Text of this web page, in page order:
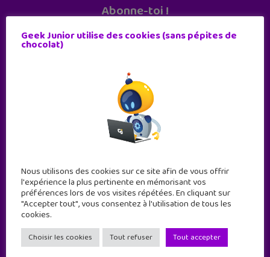
Abonne-toi !
11 numéros par an
Geek Junior est le premier site de culture numérique
à destination des adolescents.
Geek Junior utilise des cookies (sans pépites de
chocolat)
Nous utilisons des cookies sur ce site afin de vous offrir
l'expérience la plus pertinente en mémorisant vos
préférences lors de vos visites répétées. En cliquant sur
"Accepter tout", vous consentez à l'utilisation de tous les
cookies.
Choisir les cookies Tout refuser Tout accepter